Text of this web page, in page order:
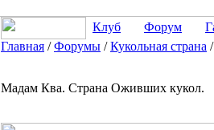
Клуб Форум
Главная /Форумы /Кукольная страна /
Мадам Ква. Страна Оживших кукол.